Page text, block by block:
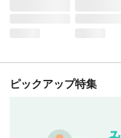
ピックアップ特集